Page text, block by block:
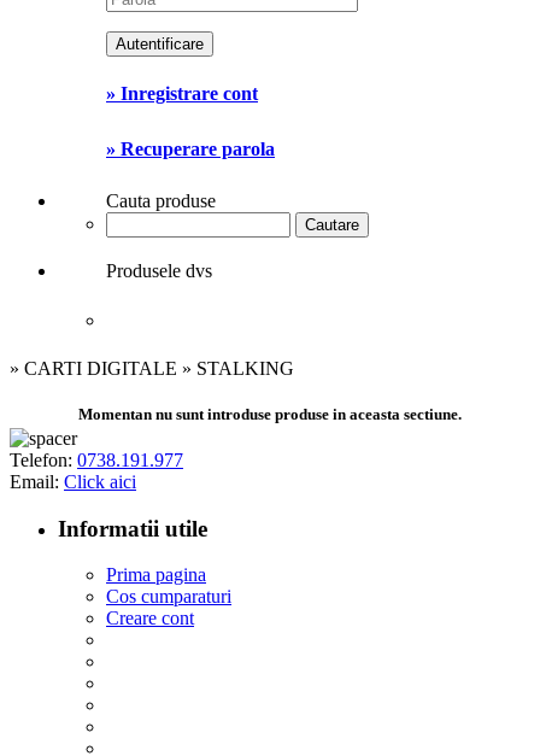
» Inregistrare cont
» Recuperare parola
Cauta produse
Produsele dvs
» CARTI DIGITALE » STALKING
Momentan nu sunt introduse produse in aceasta sectiune.
Telefon: 0738.191.977
Email: Click aici
Informatii utile
Prima pagina
Cos cumparaturi
Creare cont